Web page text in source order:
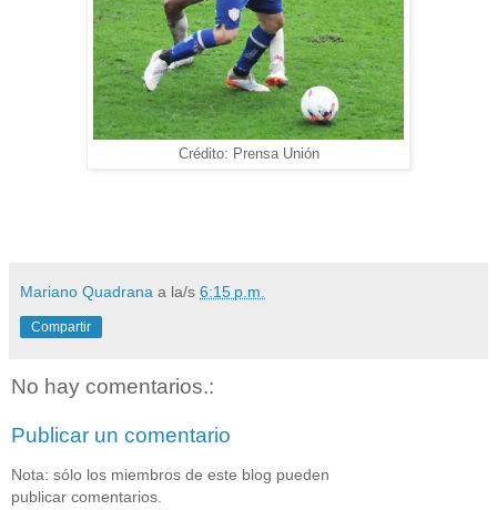
Crédito: Prensa Unión
Mariano Quadrana a la/s 6:15 p.m.
Compartir
No hay comentarios.:
Publicar un comentario
Nota: sólo los miembros de este blog pueden
publicar comentarios.